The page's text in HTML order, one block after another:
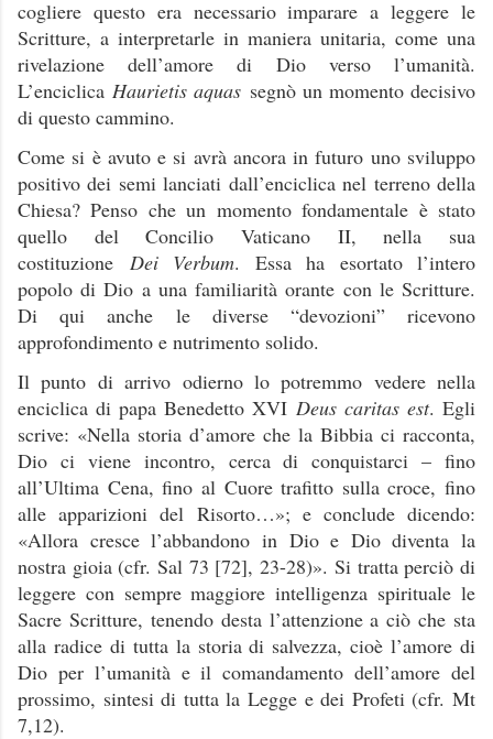
cogliere questo era necessario imparare a leggere le
Scritture, a interpretarle in maniera unitaria, come una
rivelazione dell’amore di Dio verso l’umanità.
L’enciclica Haurietis aquas segnò un momento decisivo
di questo cammino.
Come si è avuto e si avrà ancora in futuro uno sviluppo
positivo dei semi lanciati dall’enciclica nel terreno della
Chiesa? Penso che un momento fondamentale è stato
quello del Concilio Vaticano II, nella sua
costituzione Dei Verbum. Essa ha esortato l’intero
popolo di Dio a una familiarità orante con le Scritture.
Di qui anche le diverse “devozioni” ricevono
approfondimento e nutrimento solido.
Il punto di arrivo odierno lo potremmo vedere nella
enciclica di papa Benedetto XVI Deus caritas est. Egli
scrive: «Nella storia d’amore che la Bibbia ci racconta,
Dio ci viene incontro, cerca di conquistarci – fino
all’Ultima Cena, fino al Cuore trafitto sulla croce, fino
alle apparizioni del Risorto…»; e conclude dicendo:
«Allora cresce l’abbandono in Dio e Dio diventa la
nostra gioia (cfr. Sal 73 [72], 23-28)». Si tratta perciò di
leggere con sempre maggiore intelligenza spirituale le
Sacre Scritture, tenendo desta l’attenzione a ciò che sta
alla radice di tutta la storia di salvezza, cioè l’amore di
Dio per l’umanità e il comandamento dell’amore del
prossimo, sintesi di tutta la Legge e dei Profeti (cfr. Mt
7,12).